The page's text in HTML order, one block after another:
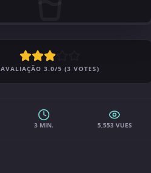
AVALIAÇÃO 3.0/5 (3 VOTES)
3 MIN. 5,553 VUES